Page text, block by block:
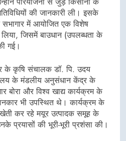
की जानकारी ली। इसके
सभागार में आयोजित एक विशेष
लिया, जिसमें बाउधान (उपलब्धता के
गई।
के कृषि संचालक डॉ. पि. उदय
के मंडलीय अनुसंधान केंद्र के
बोरा और विश्व खाद्य कार्यक्रम के
भी उपस्थित थे। कार्यक्रम के
खेती कर रहे मयूर उत्पादक समूह के
प्रयासों की भूरी-भूरी प्रशंसा की।